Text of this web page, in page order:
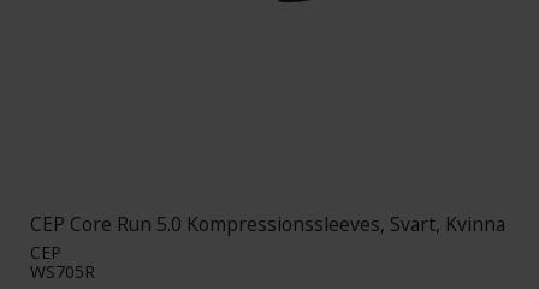
CEP Core Run 5.0 Kompressionssleeves, Svart, Kvinna
CEP
WS705R